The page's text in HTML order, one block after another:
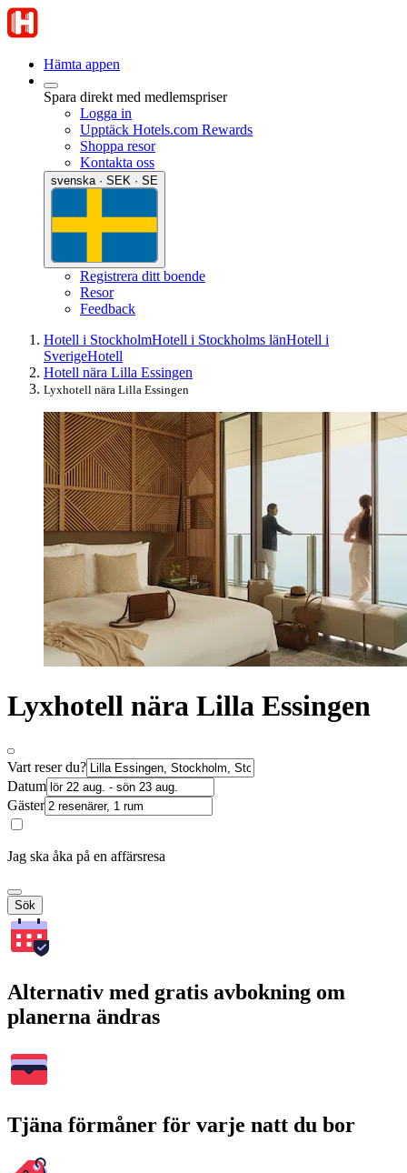
Hämta appen
Spara direkt med medlemspriser
Logga in
Upptäck Hotels.com Rewards
Shoppa resor
Kontakta oss
svenska · SEK · SE
Registrera ditt boende
Resor
Feedback
Hotell i StockholmHotell i Stockholms länHotell i
SverigeHotell
Hotell nära Lilla Essingen
Lyxhotell nära Lilla Essingen
Lyxhotell nära Lilla Essingen
Vart reser du?
Datum
Gäster
Jag ska åka på en affärsresa
Sök
Alternativ med gratis avbokning om
planerna ändras
Tjäna förmåner för varje natt du bor